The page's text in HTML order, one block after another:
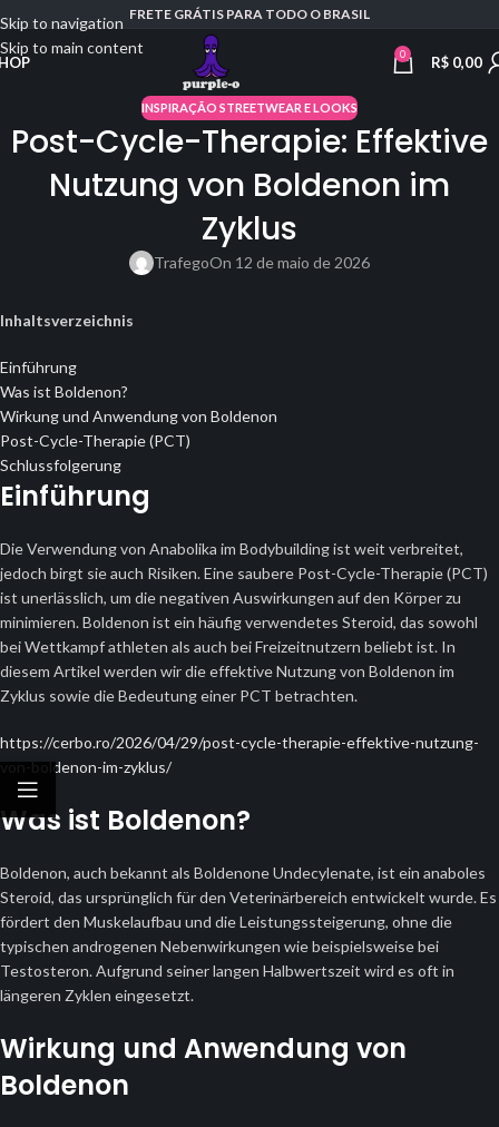
Skip to navigation
Skip to main content
FRETE GRÁTIS PARA TODO O BRASIL
0 R$0,00
INSPIRAÇÃO STREETWEAR E LOOKS
Post-Cycle-Therapie: Effektive
Nutzung von Boldenon im
Zyklus
TrafegoOn 12 de maio de 2026
Inhaltsverzeichnis
Einführung
Was ist Boldenon?
Wirkung und Anwendung von Boldenon
Post-Cycle-Therapie (PCT)
Schlussfolgerung
Einführung
Die Verwendung von Anabolika im Bodybuilding ist weit verbreitet,
jedoch birgt sie auch Risiken. Eine saubere Post-Cycle-Therapie (PCT)
ist unerlässlich, um die negativen Auswirkungen auf den Körper zu
minimieren. Boldenon ist ein häufig verwendetes Steroid, das sowohl
bei Wettkampf athleten als auch bei Freizeitnutzern beliebt ist. In
diesem Artikel werden wir die effektive Nutzung von Boldenon im
Zyklus sowie die Bedeutung einer PCT betrachten.
https://cerbo.ro/2026/04/29/post-cycle-therapie-effektive-nutzung-
von-boldenon-im-zyklus/
Was ist Boldenon?
Boldenon, auch bekannt als Boldenone Undecylenate, ist ein anaboles
Steroid, das ursprünglich für den Veterinärbereich entwickelt wurde. Es
fördert den Muskelaufbau und die Leistungssteigerung, ohne die
typischen androgenen Nebenwirkungen wie beispielsweise bei
Testosteron. Aufgrund seiner langen Halbwertszeit wird es oft in
längeren Zyklen eingesetzt.
Wirkung und Anwendung von
Boldenon